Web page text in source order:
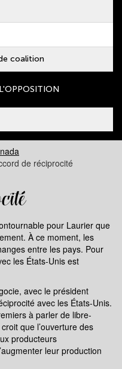
coalition
de réciprocité
pour Laurier que
À ce moment, les
entre les pays. Pour
les États-Unis est
avec le président
avec les États-Unis.
à parler de libre-
que l’ouverture des
producteurs
leur production